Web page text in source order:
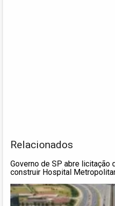
Relacionados
Governo de SP abre licitação
construir Hospital